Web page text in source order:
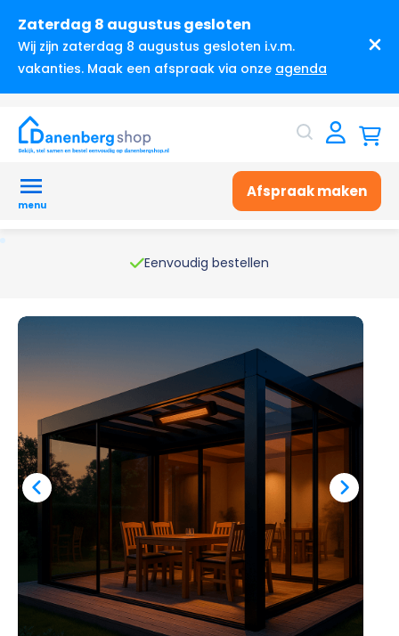
Zaterdag 8 augustus gesloten
Wij zijn zaterdag 8 augustus gesloten i.v.m.
vakanties. Maak een afspraak via onze agenda
menu
Afspraak maken
Eenvoudig bestellen